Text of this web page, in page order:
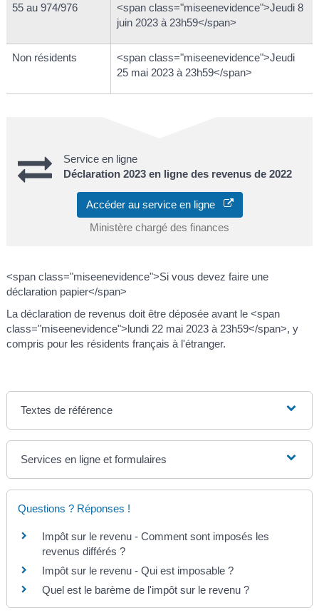
55 au 974/976
<span class="miseenevidence">Jeudi 8
juin 2023 à 23h59</span>
Non résidents
<span class="miseenevidence">Jeudi
25 mai 2023 à 23h59</span>
Service en ligne
Déclaration 2023 en ligne des revenus de 2022
Accéder au service en ligne
Ministère chargé des finances
<span class="miseenevidence">Si vous devez faire une
déclaration papier</span>
La déclaration de revenus doit être déposée avant le <span
class="miseenevidence">lundi 22 mai 2023 à 23h59</span>, y
compris pour les résidents français à l'étranger.
Textes de référence
Services en ligne et formulaires
Questions ? Réponses !
Impôt sur le revenu - Comment sont imposés les
revenus différés ?
Impôt sur le revenu - Qui est imposable ?
Quel est le barème de l'impôt sur le revenu ?